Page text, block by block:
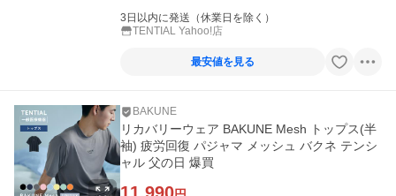
3日以内に発送（休業日を除く）
TENTIAL Yahoo!店
最安値を見る
BAKUNE
リカバリーウェア BAKUNE Mesh トップス(半
袖) 疲労回復 パジャマ メッシュ バクネ テンシ
ャル 父の日 爆買